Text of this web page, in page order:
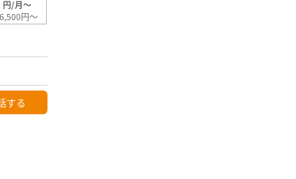
円/月～
円～
する